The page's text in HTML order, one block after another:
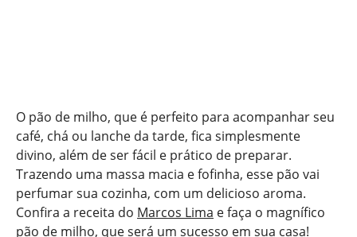
O pão de milho, que é perfeito para acompanhar seu
café, chá ou lanche da tarde, fica simplesmente
divino, além de ser fácil e prático de preparar.
Trazendo uma massa macia e fofinha, esse pão vai
perfumar sua cozinha, com um delicioso aroma.
Confira a receita do Marcos Lima e faça o magnífico
pão de milho, que será um sucesso em sua casa!